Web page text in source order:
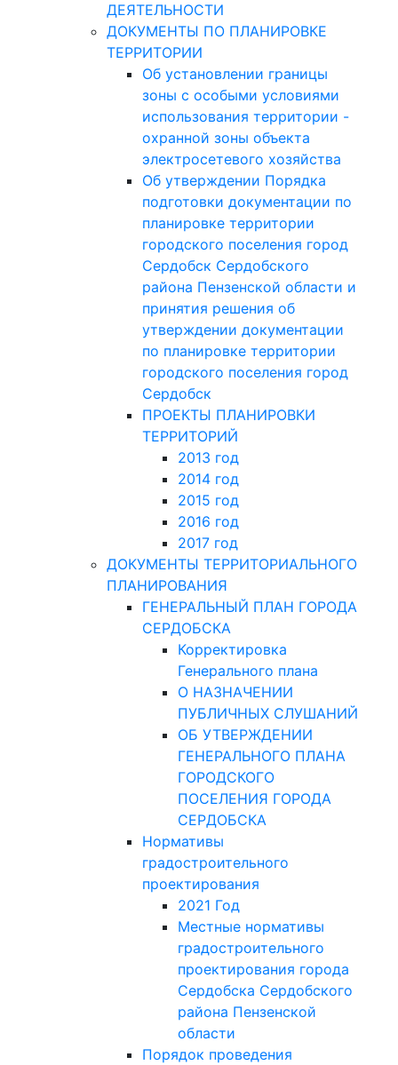
ДЕЯТЕЛЬНОСТИ
ДОКУМЕНТЫ ПО ПЛАНИРОВКЕ
ТЕРРИТОРИИ
Об установлении границы
зоны с особыми условиями
использования территории -
охранной зоны объекта
электросетевого хозяйства
Об утверждении Порядка
подготовки документации по
планировке территории
городского поселения город
Сердобск Сердобского
района Пензенской области и
принятия решения об
утверждении документации
по планировке территории
городского поселения город
Сердобск
ПРОЕКТЫ ПЛАНИРОВКИ
ТЕРРИТОРИЙ
2013 год
2014 год
2015 год
2016 год
2017 год
ДОКУМЕНТЫ ТЕРРИТОРИАЛЬНОГО
ПЛАНИРОВАНИЯ
ГЕНЕРАЛЬНЫЙ ПЛАН ГОРОДА
СЕРДОБСКА
Корректировка
Генерального плана
О НАЗНАЧЕНИИ
ПУБЛИЧНЫХ СЛУШАНИЙ
ОБ УТВЕРЖДЕНИИ
ГЕНЕРАЛЬНОГО ПЛАНА
ГОРОДСКОГО
ПОСЕЛЕНИЯ ГОРОДА
СЕРДОБСКА
Нормативы
градостроительного
проектирования
2021 Год
Местные нормативы
градостроительного
проектирования города
Сердобска Сердобского
района Пензенской
области
Порядок проведения